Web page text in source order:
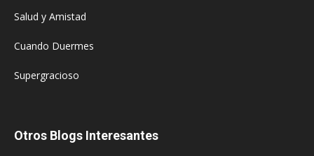
Salud y Amistad
Cuando Duermes
Supergracioso
Otros Blogs Interesantes